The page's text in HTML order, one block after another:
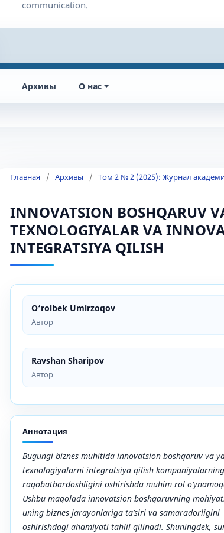
Архивы О нас
Главная / Архивы / Том 2 № 2 (2025): Журнал
INNOVATSION BOSHQARUV
TEXNOLOGIYALAR VA
INTEGRATSIYA QILISH
O‘rolbek Umirzoqov
Автор
Ravshan Sharipov
Автор
Аннотация
Bugungi biznes muhitida innovatsion boshqaruv va
texnologiyalarni integratsiya qilish kompaniyalarning
raqobatbardoshligini oshirishda muhim rol
Ushbu maqolada innovatsion boshqaruvning
uning biznes jarayonlariga ta’siri va samaradorligini
oshirishdagi ahamiyati tahlil qilinadi. Shuningdek,